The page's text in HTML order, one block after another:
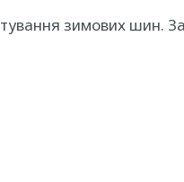
зимових шин.